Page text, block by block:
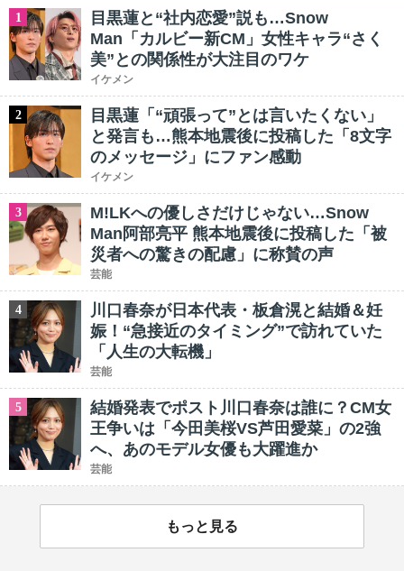
1
目黒蓮と“社内恋愛”説も…Snow
Man「カルビー新CM」女性キャラ“さく
美”との関係性が大注目のワケ
イケメン
2
目黒蓮「“頑張って”とは言いたくない」
と発言も…熊本地震後に投稿した「8文字
のメッセージ」にファン感動
イケメン
3
M!LKへの優しさだけじゃない…Snow
Man阿部亮平 熊本地震後に投稿した「被
災者への驚きの配慮」に称賛の声
芸能
4
川口春奈が日本代表・板倉滉と結婚＆妊
娠！“急接近のタイミング”で訪れていた
「人生の大転機」
芸能
5
結婚発表でポスト川口春奈は誰に？CM女
王争いは「今田美桜VS芦田愛菜」の2強
へ、あのモデル女優も大躍進か
芸能
もっと見る